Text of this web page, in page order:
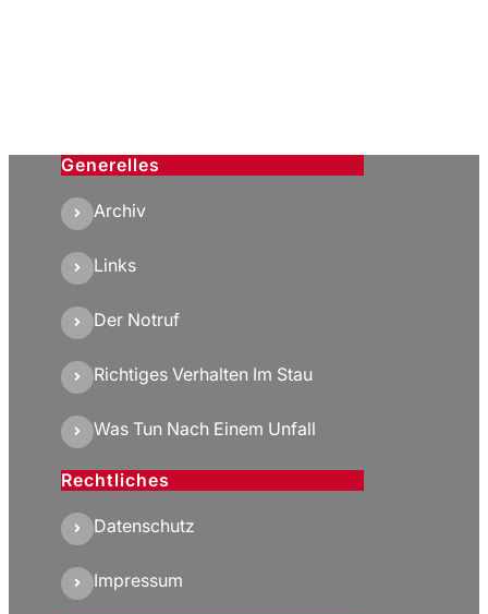
Generelles
Archiv
Links
Der Notruf
Richtiges Verhalten Im Stau
Was Tun Nach Einem Unfall
Rechtliches
Datenschutz
Impressum